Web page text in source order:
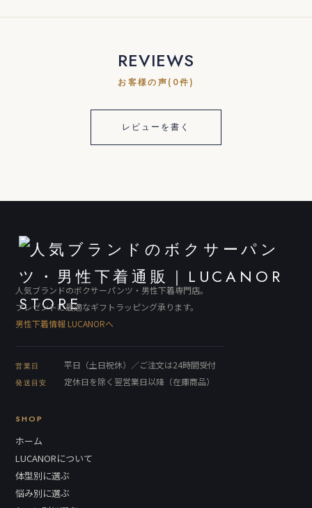
REVIEWS
お客様の声(0件)
レビューを書く
人気ブランドのボクサーパンツ・男性下着専門店。
プレゼントに最適なギフトラッピング承ります。
男性下着情報 LUCANORへ
営業日 平日（土日祝休）／ご注文は24時間受付
発送目安 定休日を除く翌営業日以降（在庫商品）
SHOP
ホーム
LUCANORについて
体型別に選ぶ
悩み別に選ぶ